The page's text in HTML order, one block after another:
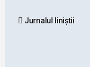
navigation
Jurnalul liniștii